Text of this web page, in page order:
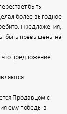
быть
более выгодное
Предложения,
быть превышены на
что предложение
Продавцом с
ему победы в